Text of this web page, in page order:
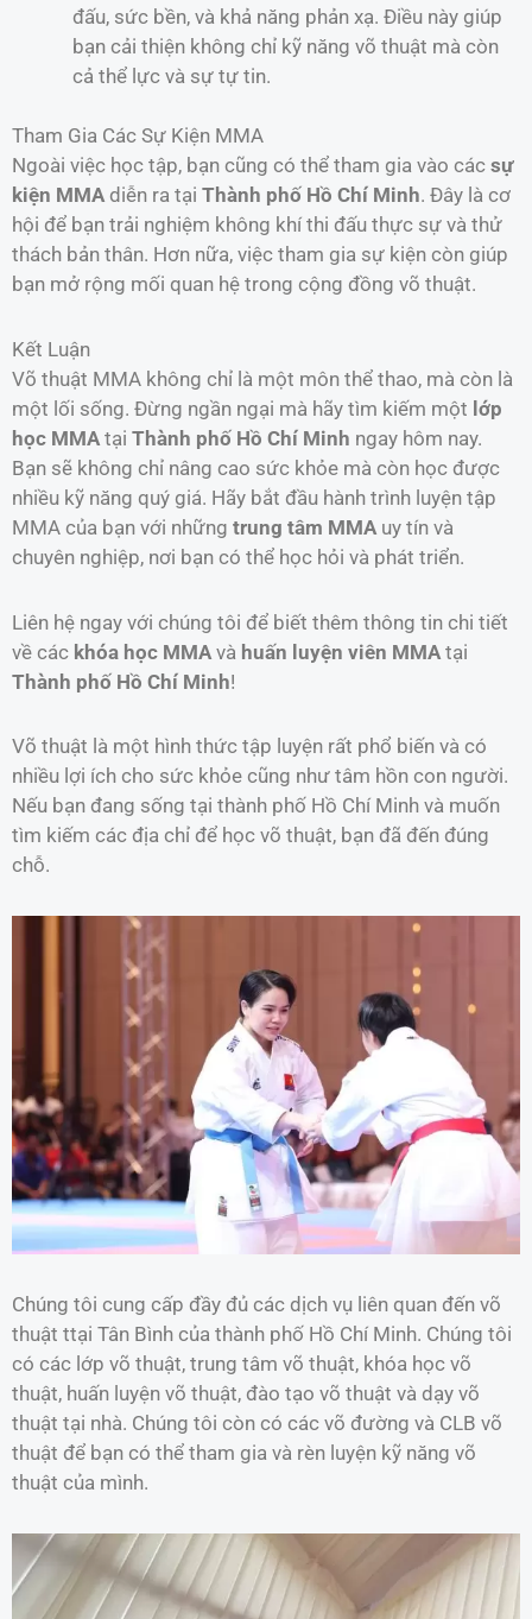
đấu, sức bền, và khả năng phản xạ. Điều này giúp
bạn cải thiện không chỉ kỹ năng võ thuật mà còn
cả thể lực và sự tự tin.
Tham Gia Các Sự Kiện MMA
Ngoài việc học tập, bạn cũng có thể tham gia vào các sự
kiện MMAdiễn ra tại Thành phố Hồ Chí Minh. Đây là cơ
hội để bạn trải nghiệm không khí thi đấu thực sự và thử
thách bản thân. Hơn nữa, việc tham gia sự kiện còn giúp
bạn mở rộng mối quan hệ trong cộng đồng võ thuật.
Kết Luận
Võ thuật MMA không chỉ là một môn thể thao, mà còn là
một lối sống. Đừng ngần ngại mà hãy tìm kiếm một lớp
học MMA tại Thành phố Hồ Chí Minh ngay hôm nay.
Bạn sẽ không chỉ nâng cao sức khỏe mà còn học được
nhiều kỹ năng quý giá. Hãy bắt đầu hành trình luyện tập
MMA của bạn với những trung tâm MMA uy tín và
chuyên nghiệp, nơi bạn có thể học hỏi và phát triển.
Liên hệ ngay với chúng tôi để biết thêm thông tin chi tiết
về các khóa học MMA và huấn luyện viên MMA tại
Thành phố Hồ Chí Minh!
Võ thuật là một hình thức tập luyện rất phổ biến và có
nhiều lợi ích cho sức khỏe cũng như tâm hồn con người.
Nếu bạn đang sống tại thành phố Hồ Chí Minh và muốn
tìm kiếm các địa chỉ để học võ thuật, bạn đã đến đúng
chỗ.
Chúng tôi cung cấp đầy đủ các dịch vụ liên quan đến võ
thuật ttại Tân Bình của thành phố Hồ Chí Minh. Chúng tôi
có các lớp võ thuật, trung tâm võ thuật, khóa học võ
thuật, huấn luyện võ thuật, đào tạo võ thuật và dạy võ
thuật tại nhà. Chúng tôi còn có các võ đường và CLB võ
thuật để bạn có thể tham gia và rèn luyện kỹ năng võ
thuật của mình.